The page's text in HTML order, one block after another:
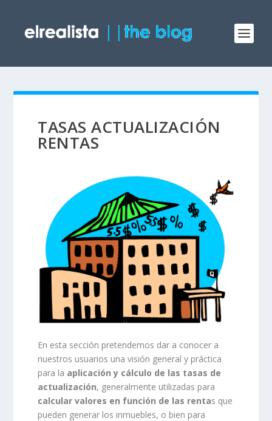
TASAS ACTUALIZACIÓN
RENTAS
En esta sección pretendemos dar a conocer a
nuestros usuarios una visión general y práctica
para la aplicación y cálculo de las tasas de
actualización, generalmente utilizadas para
calcular valores en función de las rentas que
pueden generar los inmuebles, o bien para